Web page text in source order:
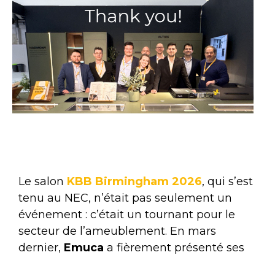
Le salon KBB Birmingham 2026, qui s’est
tenu au NEC, n’était pas seulement un
événement : c’était un tournant pour le
secteur de l’ameublement. En mars
dernier, Emuca a fièrement présenté ses